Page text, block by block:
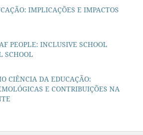
IMPLICAÇÕES E IMPACTOS
PEOPLE: INCLUSIVE SCHOOL
SCHOOL
CIÊNCIA DA EDUCAÇÃO:
E CONTRIBUIÇÕES NA